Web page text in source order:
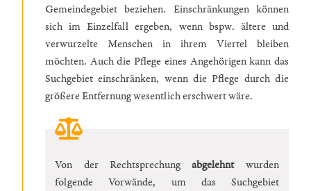
Gemeindegebiet beziehen. Einschränkungen können
sich im Einzelfall ergeben, wenn bspw. ältere und
verwurzelte Menschen in ihrem Viertel bleiben
möchten. Auch die Pflege eines Angehörigen kann das
Suchgebiet einschränken, wenn die Pflege durch die
größere Entfernung wesentlich erschwert wäre.
Von der Rechtsprechungabgelehntwurden
folgende Vorwände, um das Suchgebiet